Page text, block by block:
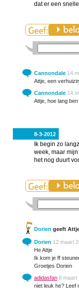
dat er een
Cannondale 14
Attje, een
Cannondale 14
Attje, hoe lang ben
8-3-2012
Ik begin zo
week, maar
het nog duurt
Dorien geeft
Dorien 12 maart
He Attje
Ik kom je ff
Groetjes Dorien
adidasfan 8 maart
niet leuk he? Leef